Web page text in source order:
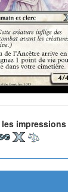
impressions